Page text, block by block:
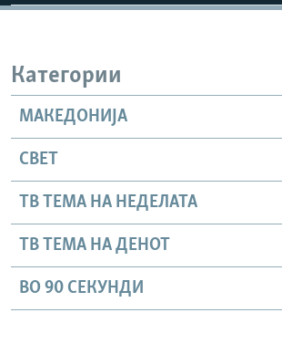
Категории
МАКЕДОНИЈА
СВЕТ
ТВ ТЕМА НА НЕДЕЛАТА
ТВ ТЕМА НА ДЕНОТ
ВО 90 СЕКУНДИ